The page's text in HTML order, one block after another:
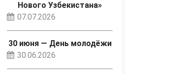
Нового Узбекистана»
07.07.2026
30 июня — День молодёжи
30.06.2026